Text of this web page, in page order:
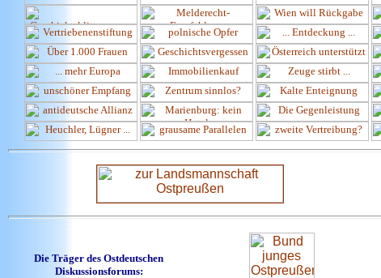
Die Träger des Ostdeutschen
Diskussionsforums: